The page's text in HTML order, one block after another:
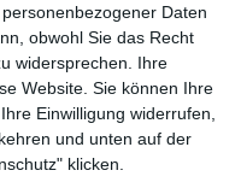
Daten
obwohl Sie das Recht
widersprechen. Ihre
Website. Sie können Ihre
Einwilligung widerrufen,
und unten auf der
klicken.